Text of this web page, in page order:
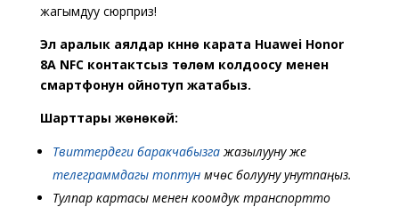
жагымдуу сюрприз!
Эл аралык аялдар күнүнө карата Huawei Honor
8A NFC контактсыз төлөм колдоосу менен
смартфонун ойнотуп жатабыз.
Шарттары жөнөкөй:
Твиттердеги баракчабызгажазылууну же
телеграммдагы топтунмүчөсү болууну унутпаңыз.
Тулпар картасы менен коомдук транспортто